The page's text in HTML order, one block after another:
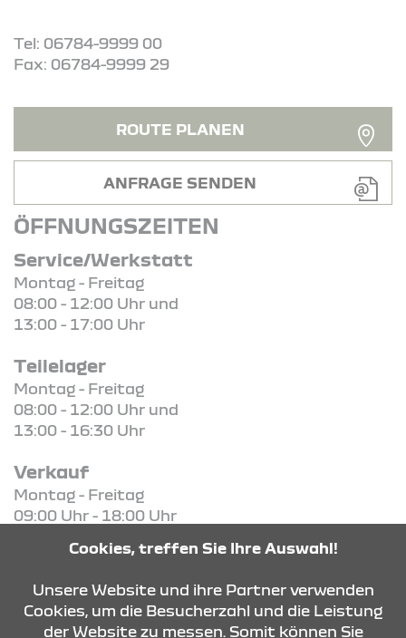
Tel: 06784-9999 00
Fax: 06784-9999 29
ROUTE PLANEN
ANFRAGE SENDEN
ÖFFNUNGSZEITEN
Service/Werkstatt
Montag - Freitag
08:00 - 12:00 Uhr und
13:00 - 17:00 Uhr
Teilelager
Montag - Freitag
08:00 - 12:00 Uhr und
13:00 - 16:30 Uhr
Verkauf
Montag - Freitag
09:00 Uhr - 18:00 Uhr
09:00 Uhr - 13:00 Uhr
Cookies, treffen Sie Ihre Auswahl!
Unsere Website und ihre Partner verwenden
Cookies, um die Besucherzahl und die Leistung
der Website zu messen. Somit können Sie